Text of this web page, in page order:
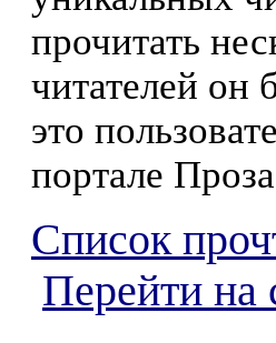
прочитать
читателей он
это
портале
Список
Перейти